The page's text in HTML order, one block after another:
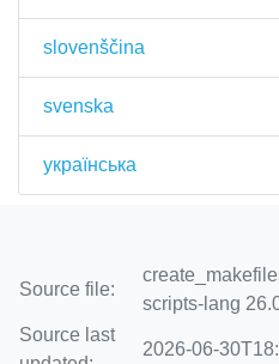
slovenščina
svenska
українська
Source file:
scripts-lang
Source last
2026-06-